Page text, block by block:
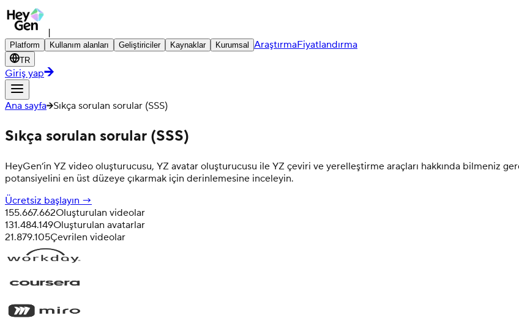
|
Platform Kullanım alanları Geliştiriciler Kaynaklar Kurumsal AraştırmaFiyatlandırma
TR
Giriş yap
Ana sayfa Sıkça sorulan sorular (SSS)
Sıkça sorulan sorular (SSS)
HeyGen’in YZ video oluşturucusu, YZ avatar oluşturucusu ile YZ çeviri ve yerelleştirme araçları hakkında bilmeniz
potansiyelini en üst düzeye çıkarmak için derinlemesine inceleyin.
Ücretsiz başlayın →
155.667.662Oluşturulan videolar
131.484.149Oluşturulan avatarlar
21.879.105Çevrilen videolar